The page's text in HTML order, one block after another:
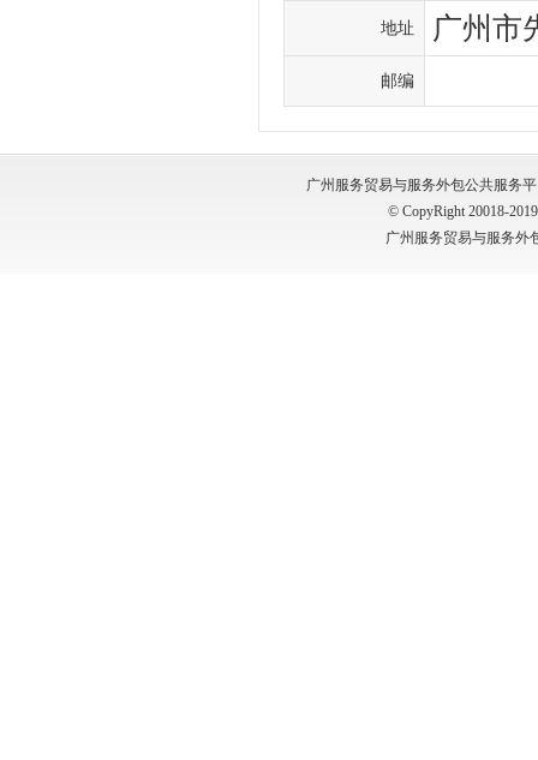
地址 广州市
邮编
广州服务贸易与服务外包公共服务平
© CopyRight 20018-
广州服务贸易与服务外